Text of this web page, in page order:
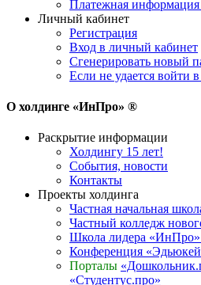
Платежная информация
Личный кабинет
Регистрация
Вход в личный кабинет
Сгенерировать новый
Если не удается войти
О холдинге «ИнПро» ®
Раскрытие информации
Холдингу 15 лет!
События, новости
Контакты
Проекты холдинга
Частная начальная
Частный колледж
Школа лидера «ИнПро»
Конференция
Порталы
«Студентус.про»